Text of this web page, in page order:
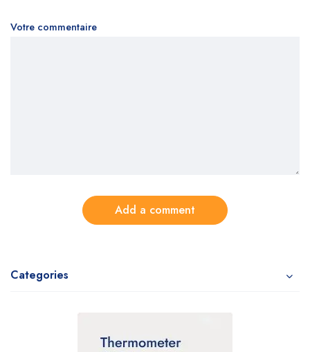
Votre commentaire
Add a comment
Categories